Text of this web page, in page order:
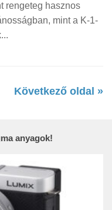
rengeteg hasznos
mint a K-1-
Következő oldal »
anyagok!